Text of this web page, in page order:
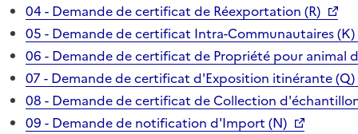
04 - Demande de certificat de Réexportation (R)
05 - Demande de certificat Intra-Communautaires (K)
06 - Demande de certificat de Propriété pour animal
07 - Demande de certificat d'Exposition itinérante (Q)
08 - Demande de certificat de Collection
09 - Demande de notification d'Import (N)